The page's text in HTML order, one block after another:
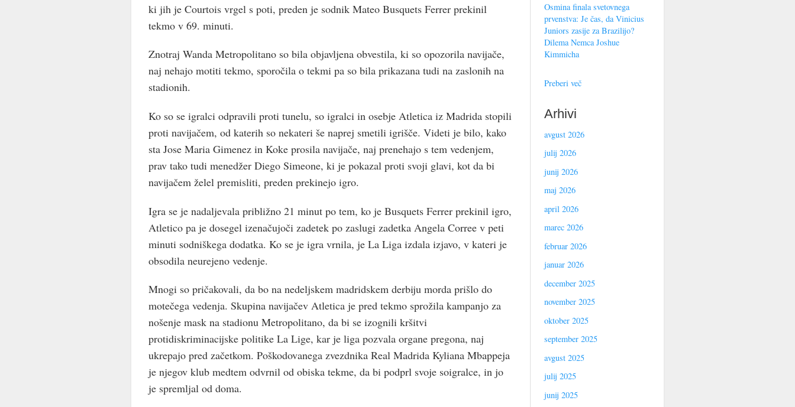
ki jih je Courtois vrgel s poti, preden je sodnik Mateo Busquets Ferrer prekinil
tekmo v 69. minuti.
Znotraj Wanda Metropolitano so bila objavljena obvestila, ki so opozorila navijače,
naj nehajo motiti tekmo, sporočila o tekmi pa so bila prikazana tudi na zaslonih na
stadionih.
Ko so se igralci odpravili proti tunelu, so igralci in osebje Atletica iz Madrida stopili
proti navijačem, od katerih so nekateri še naprej smetili igrišče. Videti je bilo, kako
sta Jose Maria Gimenez in Koke prosila navijače, naj prenehajo s tem vedenjem,
prav tako tudi menedžer Diego Simeone, ki je pokazal proti svoji glavi, kot da bi
navijačem želel premisliti, preden prekinejo igro.
Igra se je nadaljevala približno 21 minut po tem, ko je Busquets Ferrer prekinil igro,
Atletico pa je dosegel izenačujoči zadetek po zaslugi zadetka Angela Corree v peti
minuti sodniškega dodatka. Ko se je igra vrnila, je La Liga izdala izjavo, v kateri je
obsodila neurejeno vedenje.
Mnogi so pričakovali, da bo na nedeljskem madridskem derbiju morda prišlo do
motečega vedenja. Skupina navijačev Atletica je pred tekmo sprožila kampanjo za
nošenje mask na stadionu Metropolitano, da bi se izognili kršitvi
protidiskriminacijske politike La Lige, kar je liga pozvala organe pregona, naj
ukrepajo pred začetkom. Poškodovanega zvezdnika Real Madrida Kyliana Mbappeja
je njegov klub medtem odvrnil od obiska tekme, da bi podprl svoje soigralce, in jo
je spremljal od doma.
Osmina finala svetovnega
prvenstva: Je čas, da Vinicius
Juniors zasije za Brazilijo?
Dilema Nemca Joshue
Kimmicha
Preberi več
Arhivi
avgust 2026
julij 2026
junij 2026
maj 2026
april 2026
marec 2026
februar 2026
januar 2026
december 2025
november 2025
oktober 2025
september 2025
avgust 2025
julij 2025
junij 2025